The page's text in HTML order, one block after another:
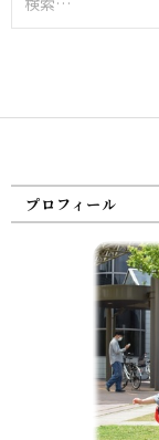
索:
プロフィール